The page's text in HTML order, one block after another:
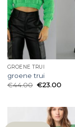
GROENE TRUI
groene trui
€44.00 €23.00